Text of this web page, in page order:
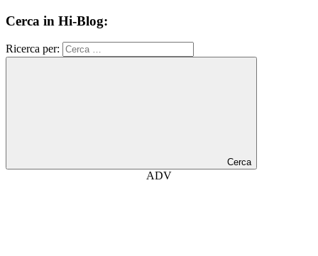
Cerca in Hi-Blog:
Ricerca per:
Cerca
ADV